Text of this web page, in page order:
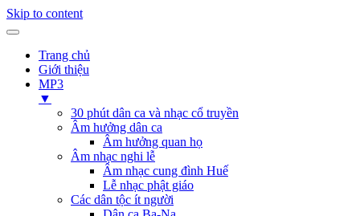
Skip to content
Trang chủ
Giới thiệu
MP3
▼
30 phút dân ca và nhạc cổ truyền
Âm hưởng dân ca
Âm hưởng quan họ
Âm nhạc nghi lễ
Âm nhạc cung đình Huế
Lễ nhạc phật giáo
Các dân tộc ít người